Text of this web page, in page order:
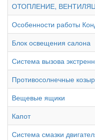
ОТОПЛЕНИЕ,
Особенности работы
Блок освещения салона
Система вызова
Противосолнечные
Вещевые ящики
Капот
Система смазки